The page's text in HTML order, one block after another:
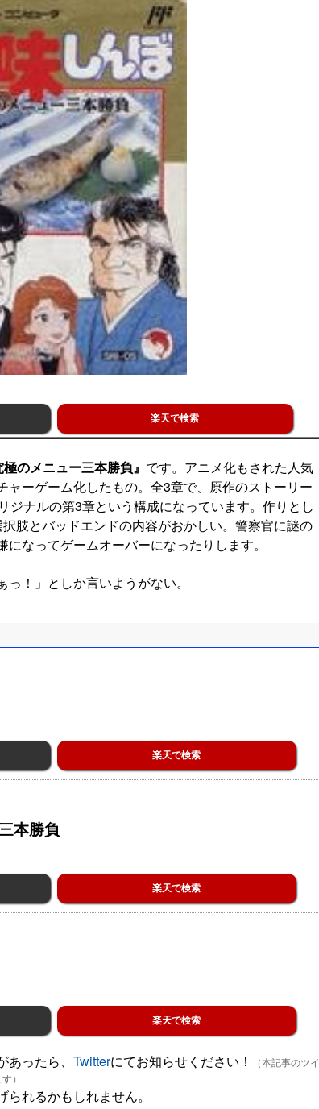
楽天で検索
のメニュー三本勝負』 です。アニメ化もされた人気
ャーゲーム化したもの。全3章で、原作のストーリー
ジナルの第3章という構成になっています。作りとし
肢とバッドエンドの内容がおかしい。警察官に謎の
なってゲームオーバーになったりします。
！」としか言いようがない。
楽天で検索
本勝負
楽天で検索
楽天で検索
ったら、 Twitterにてお知らせください！
（本記事のツイ
）
れるかもしれません。